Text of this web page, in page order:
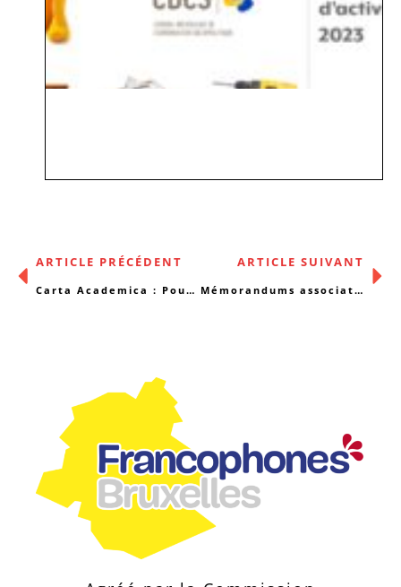
ARTICLE PRÉCÉDENT
Carta Academica : Pourquoi la prison ne permet-elle pas d’empêcher la récidive ?
ARTICLE SUIVANT
Mémorandums associatifs : pour une vision politique social-santé partagée